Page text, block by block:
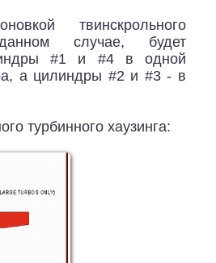
твинскрольного
случае, будет
#1 и #4 в одной
а цилиндры #2 и #3 - в
турбинного хаузинга: